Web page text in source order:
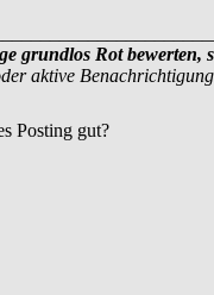
grundlos Rot
aktive
Posting gut?